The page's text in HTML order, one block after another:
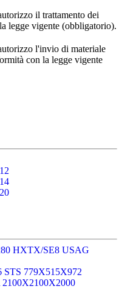
il trattamento dei
legge vigente (obbligatorio).
l'invio di materiale
con la legge vigente
HXTX/SE8 USAG
779X515X972